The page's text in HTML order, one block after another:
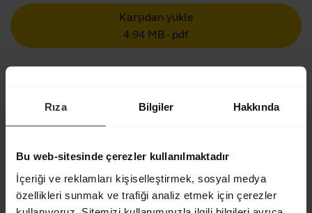
Rıza Bilgiler Hakkında
Bu web-sitesinde çerezler kullanılmaktadır
İçeriği ve reklamları kişiselleştirmek, sosyal medya
özellikleri sunmak ve trafiği analiz etmek için çerezler
Karşıdan yükle
4.94 MB - pdf
Videolar